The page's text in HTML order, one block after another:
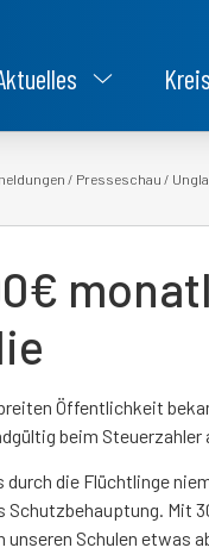
/ Presseschau /
Öffentlichkeit
beim
durch die Flüchtlinge
Mit
unseren Schulen etwas